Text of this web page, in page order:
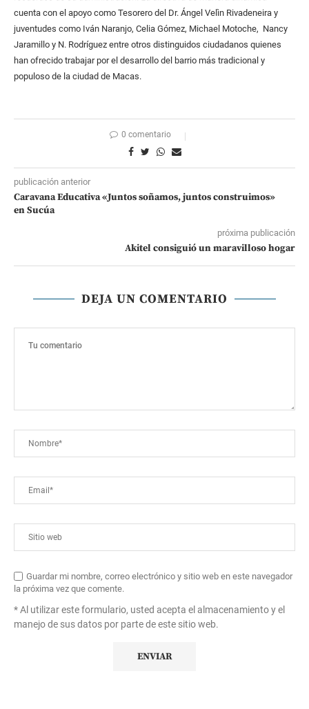
cuenta con el apoyo como Tesorero del Dr. Ángel Velìn Rivadeneira y
juventudes como Iván Naranjo, Celia Gómez, Michael Motoche, Nancy
Jaramillo y N. Rodríguez entre otros distinguidos ciudadanos quienes
han ofrecido trabajar por el desarrollo del barrio más tradicional y
populoso de la ciudad de Macas.
0 comentario
publicación anterior
Caravana Educativa «Juntos soñamos, juntos construimos»
en Sucúa
próxima publicación
Akitel consiguió un maravilloso hogar
DEJA UN COMENTARIO
Guardar mi nombre, correo electrónico y sitio web en este navegador
la próxima vez que comente.
* Al utilizar este formulario, usted acepta el almacenamiento y el
manejo de sus datos por parte de este sitio web.